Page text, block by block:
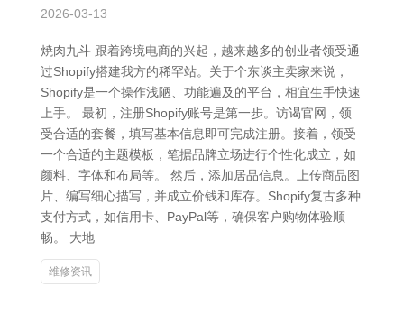
2026-03-13
焼肉九斗 跟着跨境电商的兴起，越来越多的创业者领受通
过Shopify搭建我方的稀罕站。关于个东谈主卖家来说，
Shopify是一个操作浅陋、功能遍及的平台，相宜生手快速
上手。 最初，注册Shopify账号是第一步。访谒官网，领
受合适的套餐，填写基本信息即可完成注册。接着，领受
一个合适的主题模板，笔据品牌立场进行个性化成立，如
颜料、字体和布局等。 然后，添加居品信息。上传商品图
片、编写细心描写，并成立价钱和库存。Shopify复古多种
支付方式，如信用卡、PayPal等，确保客户购物体验顺
畅。 大地
维修资讯